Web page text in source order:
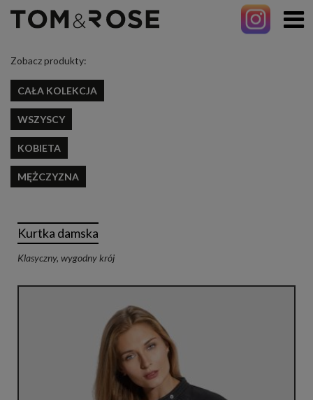
Zobacz produkty:
CAŁA KOLEKCJA
WSZYSCY
KOBIETA
MĘŻCZYZNA
Kurtka damska
Klasyczny, wygodny krój